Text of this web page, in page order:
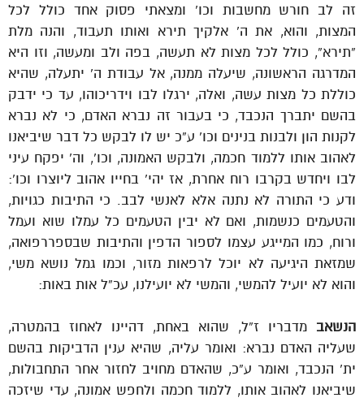
זה לב חורש מחשבות וכו’ ומצאתי פסוק אחד כולל לכל
המצות, והוא, את ה’ אלקיך תירא ואותו תעבוד, והנה מלת
“תירא”, כולל לכל מצות לא תעשה, בפה ולב ומעשה, וזו היא
המדרגה הראשונה, שיעלה ממנה, אל עבודת ה’ יתעלה, שהיא
כוללת כל מצות עשה, ואלה, ירגלו לבו וידריכוהו, עד כי ידבק
בהשם יתברך הנכבד, כי בעבור זה נברא האדם, כי לא נברא
לקנות הון ולבנות בנינים וכו’ ע”כ יש לו לבקש כל דבר שיביאנו
לאהוב אותו ללמוד חכמה, ולבקש האמונה, וכו’, וה’ יפקח עיני
לבו ויחדש בקרבו רוח אחרת, אז יהי’ בחייו אהוב ליוצרו וכו’:
ודע כי התורה לא נתנה אלא לאנשי לבב. כי התיבות כגויות,
והטעמים כנשמות, ואם לא יבין הטעמים כל עמלו שוא ועמל
ורוח, כמו המייגע עצמו לספור הדפין והתיבות שבספררפואה,
שמזאת היגיעה לא יוכל לרפאות מזור, וכמו גמל נושא משי,
והוא לא יועיל להמשי, והמשי לא יועילנו, עכ”ל אות באות:
הנשאב מדבריו ז”ל, שהוא באחת, דהיינו לאחוז בהמטרה,
שעליה האדם נברא: ואומר עליה, שהיא ענין הדביקות בהשם
ית’ הנכבד, ואומר ע”כ, שהאדם מחויב לחזור אחר התחבולות,
שיביאנו לאהוב אותו, ללמוד חכמה ולחפש אמונה, עדי שיזכה